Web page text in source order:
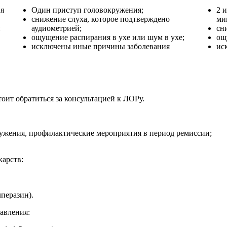
Один приступ головокружения;
снижение слуха, которое подтверждено
аудиометрией;
ощущение распирания в ухе или шум в ухе;
исключены иные причины заболевания
2
обратиться за консультацией к ЛОРу.
профилактические мероприятия в период ремиссии;